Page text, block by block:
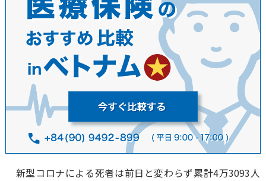
新型コロナによる死者は前日と変わらず累計4万3093人